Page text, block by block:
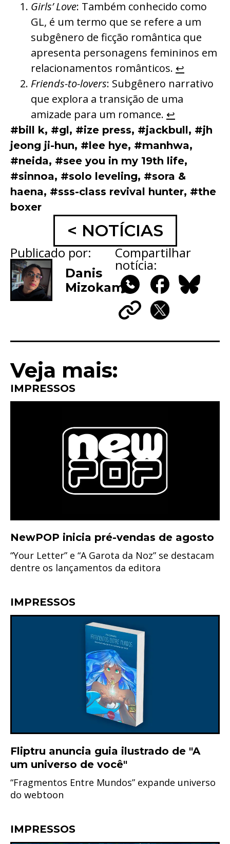
Girls’ Love: Também conhecido como
GL, é um termo que se refere a um
subgênero de ficção romântica que
apresenta personagens femininos em
relacionamentos românticos. ↩︎
Friends-to-lovers: Subgênero narrativo
que explora a transição de uma
amizade para um romance. ↩︎
#bill k, #gl, #ize press, #jackbull, #jh
jeong ji-hun, #lee hye, #manhwa,
#neida, #see you in my 19th life,
#sinnoa, #solo leveling, #sora &
haena, #sss-class revival hunter, #the
boxer
< NOTÍCIAS
Publicado por:
Danis
Mizokami
Compartilhar
notícia:
WhatsAppFacebook
Veja mais:
IMPRESSOS
NewPOP inicia pré-vendas de agosto
“Your Letter” e “A Garota da Noz” se destacam
dentre os lançamentos da editora
IMPRESSOS
Fliptru anuncia guia ilustrado de "A
um universo de você"
“Fragmentos Entre Mundos” expande universo
do webtoon
IMPRESSOS